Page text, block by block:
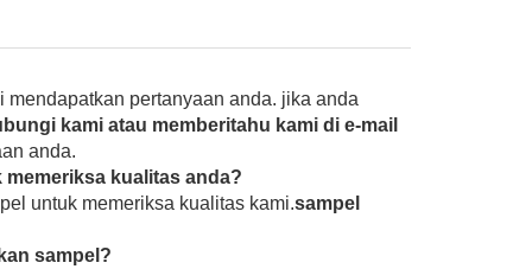
mendapatkan pertanyaan anda. jika anda
kami atau memberitahu kami di e-mail
anda.
kualitas anda?
untuk memeriksa kualitas kami.sampel
sampel?